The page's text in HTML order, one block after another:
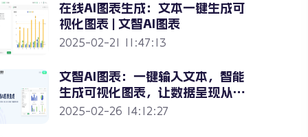
在线AI图表生成：文本一键生成可
视化图表 | 文智AI图表
2025-02-21 11:47:13
文智AI图表：一键输入文本，智能
生成可视化图表，让数据呈现从未
如此简单
2025-02-26 14:12:27